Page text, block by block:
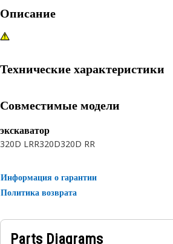
Описание
Технические характеристики
Совместимые модели
экскаватор
320D LRR320D320D RR
Информация о гарантии
Политика возврата
Parts Diagrams